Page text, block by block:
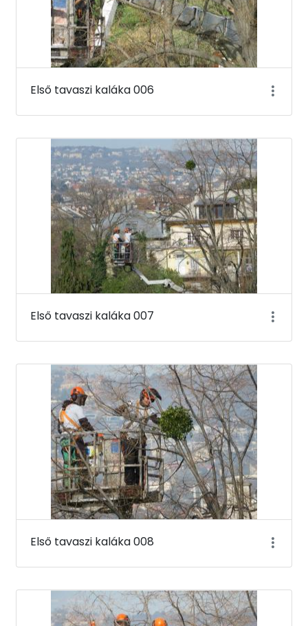
Első tavaszi kaláka 006
Első tavaszi kaláka 007
Első tavaszi kaláka 008